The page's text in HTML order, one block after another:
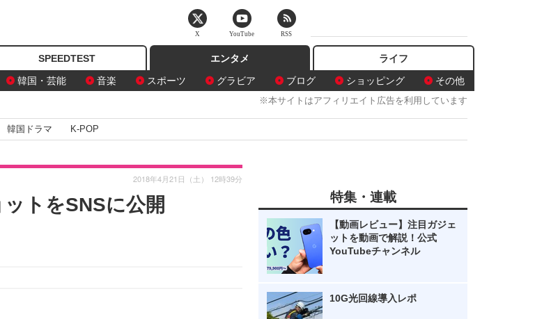
SPEEDTEST
エンタメ
韓国・芸能 音楽 スポーツ グラビア ブログ ショッピング その他
ライフ
※本サイトはアフィリエイト広告を利用しています
韓国ドラマ K-POP
トをSNSに公開
2018年4月21日（土） 12時39分
特集・連載
【動画レビュー】注目ガジェ
ットを動画で解説！公式
YouTubeチャンネル
10G光回線導入レポ
X YouTube RSS